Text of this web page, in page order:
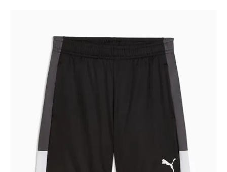
アイテムから選ぶ
ブランドから選ぶ
SALE品はこちら
INFORMATIOM
ご利用ガイド
お問い合わせ